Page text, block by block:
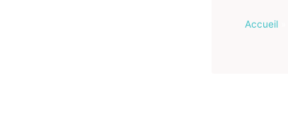
Accueil